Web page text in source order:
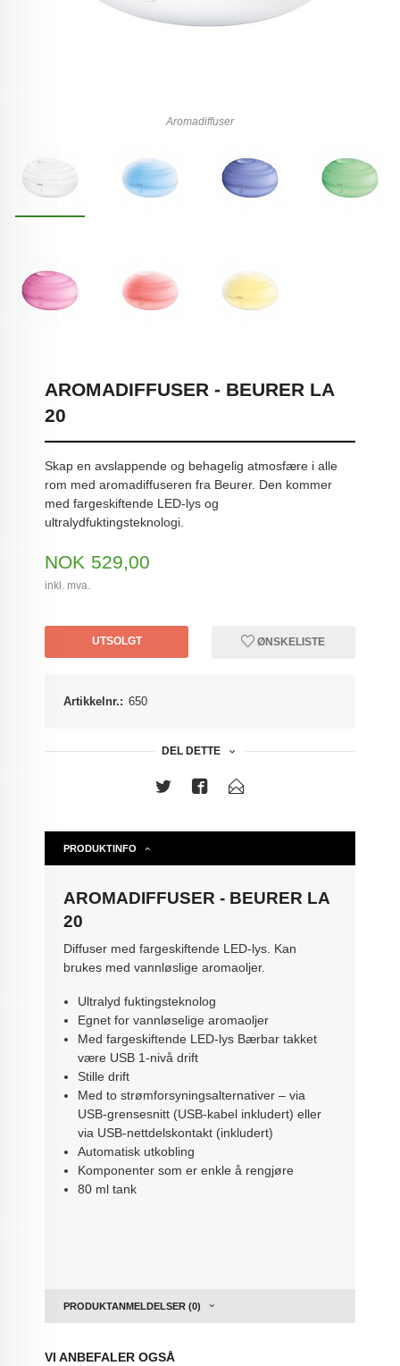
Aromadiffuser
AROMADIFFUSER - BEURER LA
20
Skap en avslappende og behagelig atmosfære i alle
rom med aromadiffuseren fra Beurer. Den kommer
med fargeskiftende LED-lys og
ultralydfuktingsteknologi.
Pris
NOK 529,00
inkl. mva.
UTSOLGT ØNSKELISTE
Artikkelnr.: 650
DEL DETTE
PRODUKTINFO
AROMADIFFUSER - BEURER LA
20
Diffuser med fargeskiftende LED-lys. Kan
brukes med vannløslige aromaoljer.
Ultralyd fuktingsteknolog
Egnet for vannløselige aromaoljer
Med fargeskiftende LED-lys Bærbar takket
være USB 1-nivå drift
Stille drift
Med to strømforsyningsalternativer – via
USB-grensesnitt (USB-kabel inkludert) eller
via USB-nettdelskontakt (inkludert)
Automatisk utkobling
Komponenter som er enkle å rengjøre
80 ml tank
PRODUKTANMELDELSER (0)
VI ANBEFALER OGSÅ